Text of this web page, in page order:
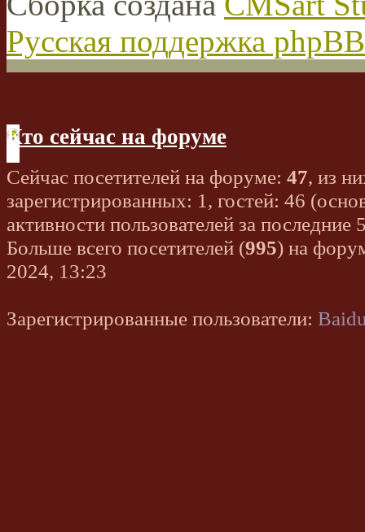
Русская поддержка phpBB
Кто сейчас на форуме
Сейчас посетителей на форуме: 47, из
зарегистрированных: 1, гостей: 46
активности пользователей за последние
Больше всего посетителей (995) на
2024, 13:23
Зарегистрированные пользователи: